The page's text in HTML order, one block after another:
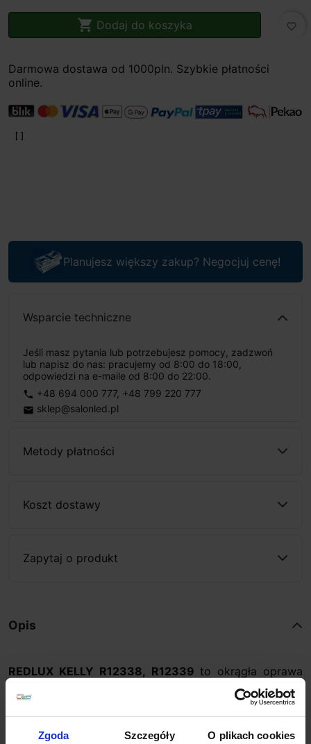
Zgoda Szczegóły O plikach cookies
 Dodaj do koszyka favorite_border
Darmowa dostawa od 1000pln. Szybkie płatności
online.
Planujesz większy zakup? Negocjuj cenę!
Wsparcie techniczne
Jeśli masz pytania lub potrzebujesz pomocy, zadzwoń
lub napisz do nas: pracujemy od 8:00 do 18:00,
odpowiedzi na e-maile od 8:00 do 22:00.
phone +48 694 000 777, +48 799 220 777
email sklep@salonled.pl
Metody płatności
Koszt dostawy
Zapytaj o produkt
Opis
REDLUX KELLY R12338, R12339 to okrągła oprawa
LED do szyny 3-fazowej, o kącie świecenia 24º. Lampa
wykończona jest w 2 wariantach kolorystycznych: biały
lub czarny. Źródłem światła jest LED o mocy 12W, który
emituje ciepłe białe światło 3000K. Oprawa posiada